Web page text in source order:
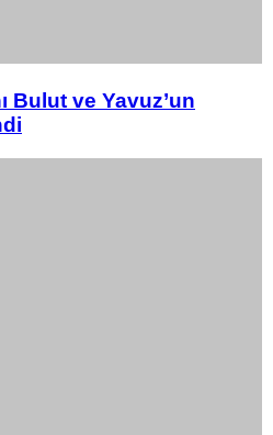
Bulut ve Yavuz’un